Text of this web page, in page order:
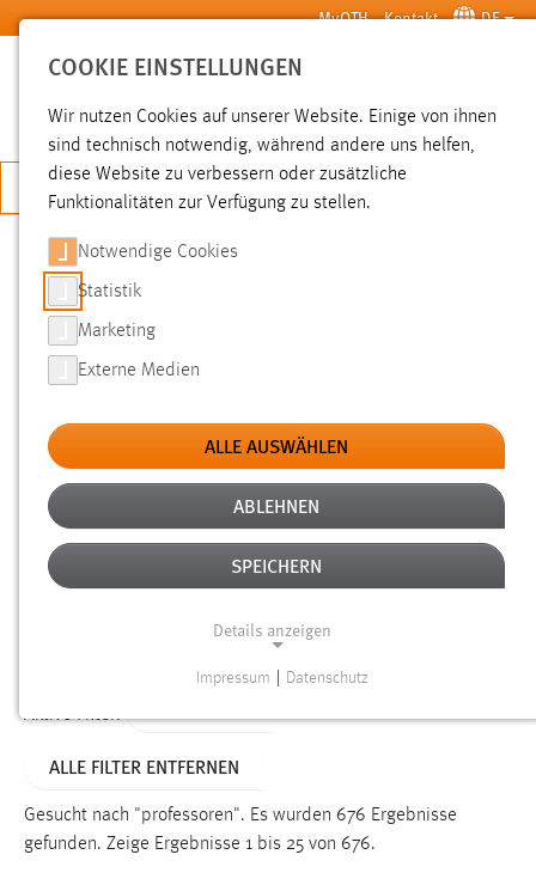
Zum Hauptinhalt springen MyOTH Kontakt DE
SUCHE
JETZT BEWERBEN
SUCHE
FILTER
Typ
Erstellungsdatum
Alter
Aktive Filter:
ALLE FILTER ENTFERNEN
Gesucht nach "professoren". Es wurden 676 Ergebnisse
gefunden. Zeige Ergebnisse 1 bis 25 von 676.
COOKIE EINSTELLUNGEN
Wir nutzen Cookies auf unserer Website. Einige von ihnen
sind technisch notwendig, während andere uns helfen,
diese Website zu verbessern oder zusätzliche
Funktionalitäten zur Verfügung zu stellen.
Notwendige Cookies
Statistik
Marketing
Externe Medien
ALLE AUSWÄHLEN
ABLEHNEN
SPEICHERN
Details anzeigen
Funktionen und sind für die einwandfreie Funktion der
Einverständnis
Impressum Datenschutz